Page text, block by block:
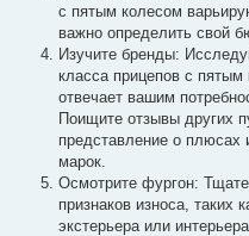
с пятым колесом
важно определить свой
Изучите бренды:
класса прицепов с пятым
отвечает вашим
Поищите отзывы других
представление о
марок.
Осмотрите фургон:
признаков износа, таких
экстерьера или